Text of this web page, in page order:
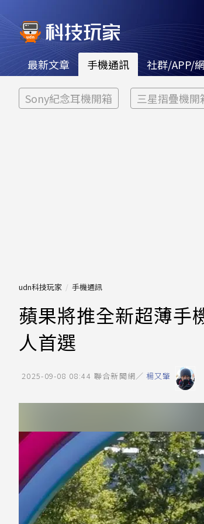
最新文章 手機通訊 社群/APP/
Sony紀念耳機開箱 三星摺疊機開
udn科技玩家 手機通訊
蘋果將推全新超薄
人首選
2025-09-08 08:44 聯合新聞網／ 楊又肇